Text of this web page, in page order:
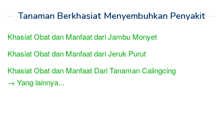
Tanaman Berkhasiat Menyembuhkan Penyakit
Khasiat Obat dan Manfaat dari Jambu Monyet
Khasiat Obat dan Manfaat dari Jeruk Purut
Khasiat Obat dan Manfaat Dari Tanaman Calingcing
→ Yang lainnya...